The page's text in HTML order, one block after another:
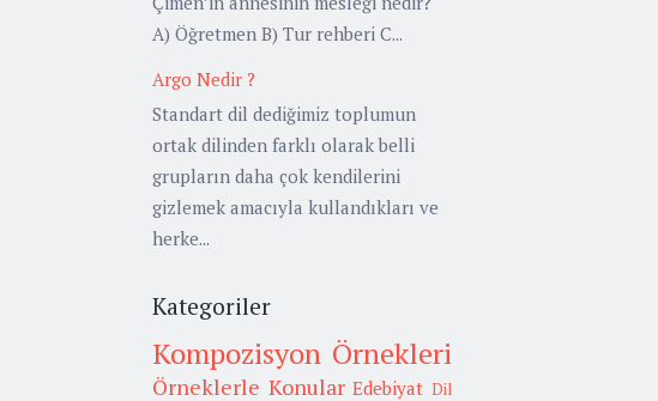
A) Öğretmen B) Tur rehberi C...
Argo Nedir ?
Standart dil dediğimiz toplumun
ortak dilinden farklı olarak belli
grupların daha çok kendilerini
gizlemek amacıyla kullandıkları ve
herke...
Kategoriler
Kompozisyon Örnekleri
Örneklerle Konular Edebiyat Dil